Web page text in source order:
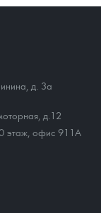
д. 3а
д.12
этаж, офис 911А